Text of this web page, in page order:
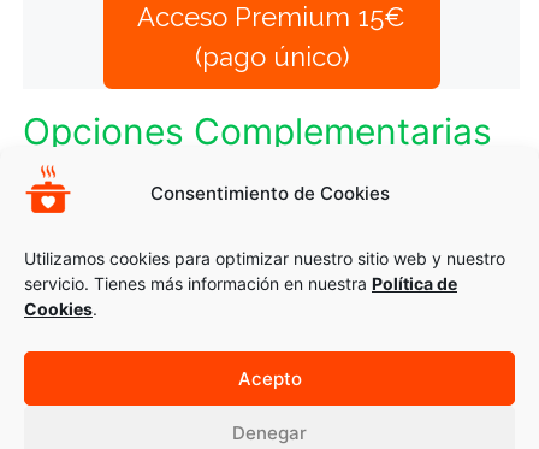
Consentimiento de Cookies
Utilizamos cookies para optimizar nuestro sitio web y nuestro
servicio. Tienes más información en nuestra Política de
Cookies.
Acepto
Denegar
Acceso Premium 15€
(pago único)
Opciones Complementarias
CREPE DE TRIGO SARRACENO CON PATÉ DE
JUDÍAS VERDES AL DENTE
© 2026 Recetas Montse Bradford